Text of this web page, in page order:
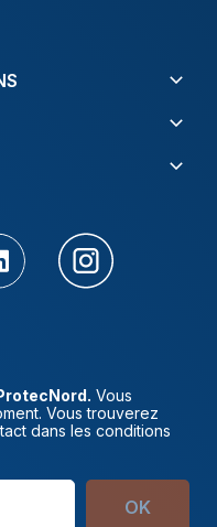
Vous
Vous trouverez
dans les conditions
OK